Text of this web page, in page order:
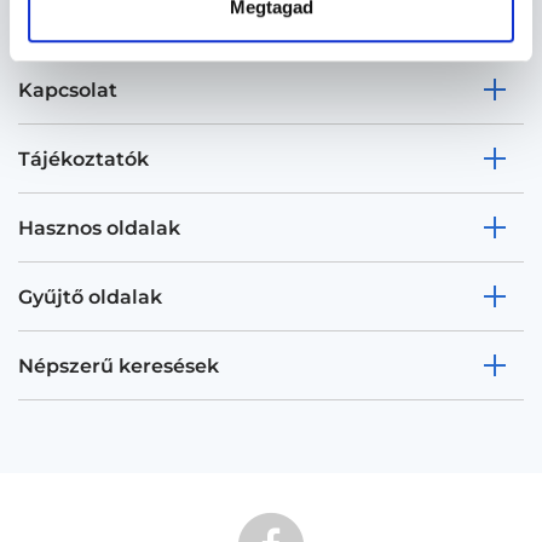
Megtagad
Kapcsolat
Tájékoztatók
Hasznos oldalak
Gyűjtő oldalak
Népszerű keresések